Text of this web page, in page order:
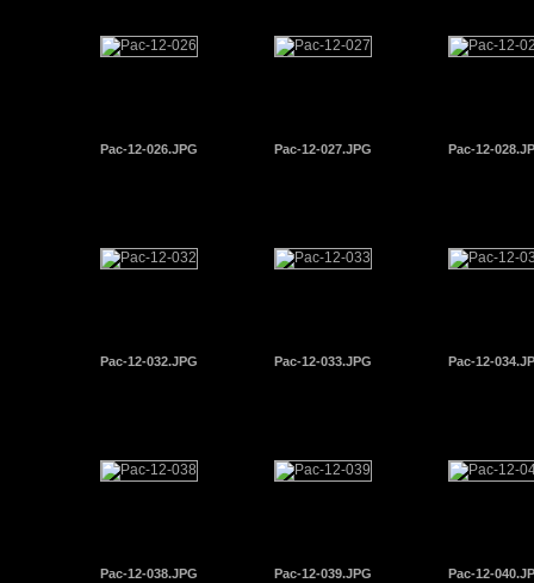
Pac-12-026.JPG Pac-12-027.JPG Pac-12-
Pac-12-032.JPG Pac-12-033.JPG Pac-12-
Pac-12-038.JPG Pac-12-039.JPG Pac-12-